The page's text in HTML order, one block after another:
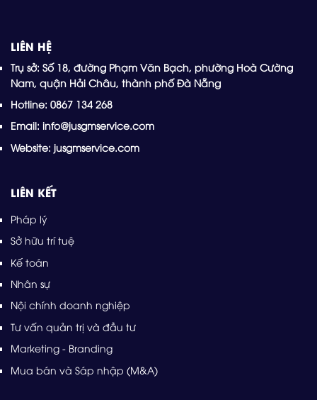
LIÊN HỆ
Trụ sở: Số 18, đường Phạm Văn Bạch, phường Hoà Cường
Nam, quận Hải Châu, thành phố Đà Nẵng
Hotline: 0867 134 268
Email: info@jusgmservice.com
Website: jusgmservice.com
LIÊN KẾT
Pháp lý
Sở hữu trí tuệ
Kế toán
Nhân sự
Nội chính doanh nghiệp
Tư vấn quản trị và đầu tư
Marketing - Branding
Mua bán và Sáp nhập (M&A)